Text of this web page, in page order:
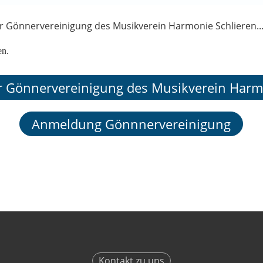
des Musikverein Harmonie
Gönnervereinigung des Musikverein
Anmeldung Gönnnervereinigung